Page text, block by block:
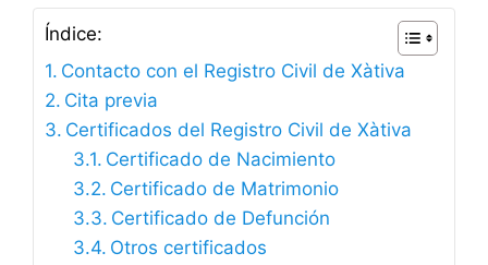
Índice:
Contacto con el Registro Civil de Xàtiva
Cita previa
Certificados del Registro Civil de Xàtiva
Certificado de Nacimiento
Certificado de Matrimonio
Certificado de Defunción
Otros certificados